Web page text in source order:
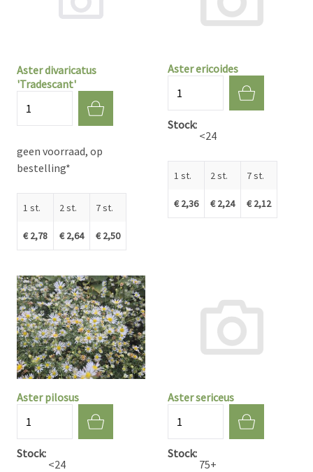
Aster divaricatus
'Tradescant'
geen voorraad, op
bestelling*
1 st.
€ 2,78
2 st.
€ 2,64
7 st.
€ 2,50
Aster ericoides
Stock
<24
1 st.
€ 2,36
2 st.
€ 2,24
7 st.
€ 2,12
Aster pilosus
Stock
<24
Aster sericeus
Stock
75+